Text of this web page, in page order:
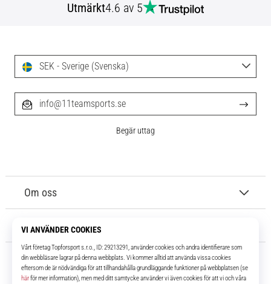
Utmärkt4.6 av 5
Om oss
Kundtjänst
SEK - Sverige (Svenska)
info@11teamsports.se
Begär uttag